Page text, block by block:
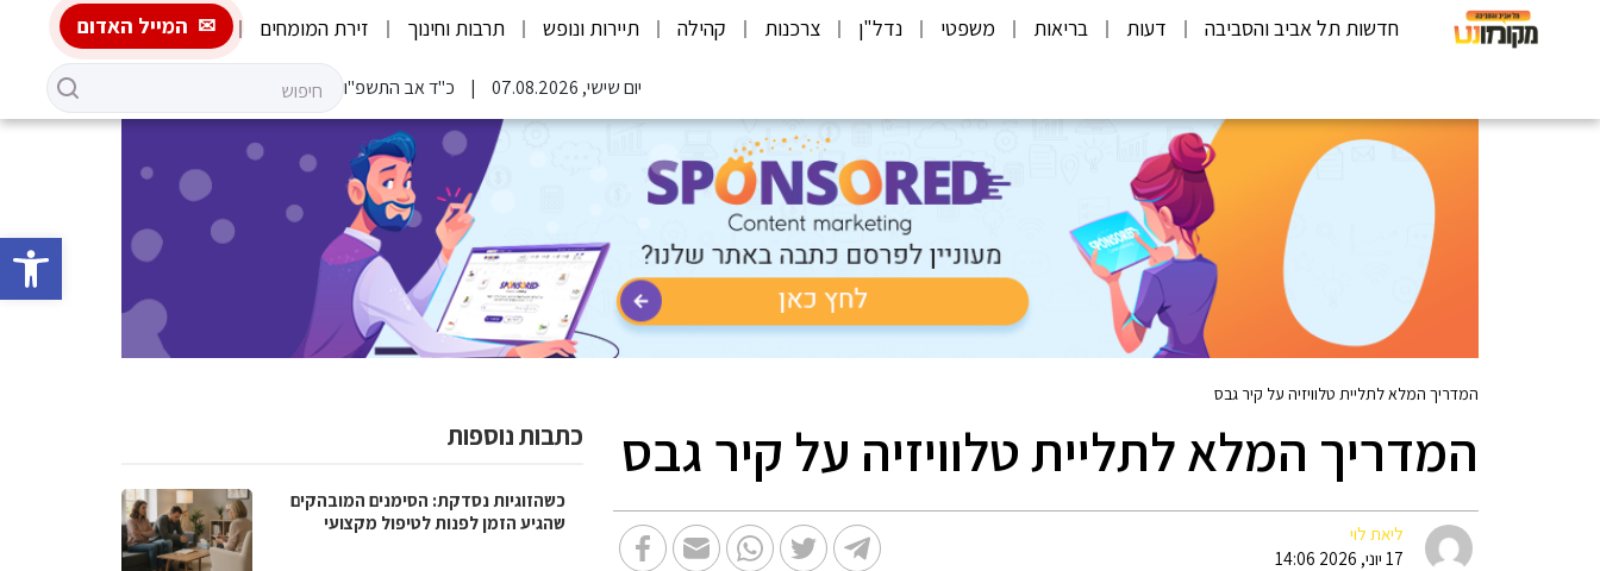
פתח
חדשות תל אביב והסביבה דעות בריאות משפטי נדל"ן צרכנות קהילה תיירות ונופש תרבות וחינוך זירת המומחים המייל האדום
יום שישי, 07.08.2026 כ"ד אב התשפ"ו
המדריך המלא לתליית טלוויזיה על קיר גבס
המדריך המלא לתליית טלוויזיה על קיר גבס
ליאת לוי
17 יוני, 2026 14:06
כתבות נוספות
כשהזוגיות נסדקת: הסימנים המובהקים
שהגיע הזמן לפנות לטיפול מקצועי